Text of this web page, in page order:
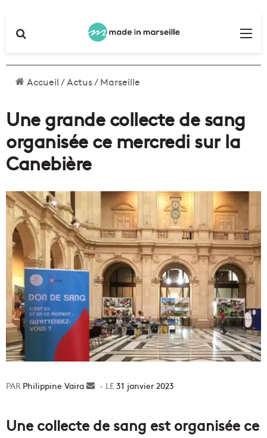
Accueil/Actus/Marseille
Une grande collecte de sang
organisée ce mercredi sur la
Canebière
Philippine Vaira
Envoyer31 janvier 2023
Une collecte de sang est organisée ce